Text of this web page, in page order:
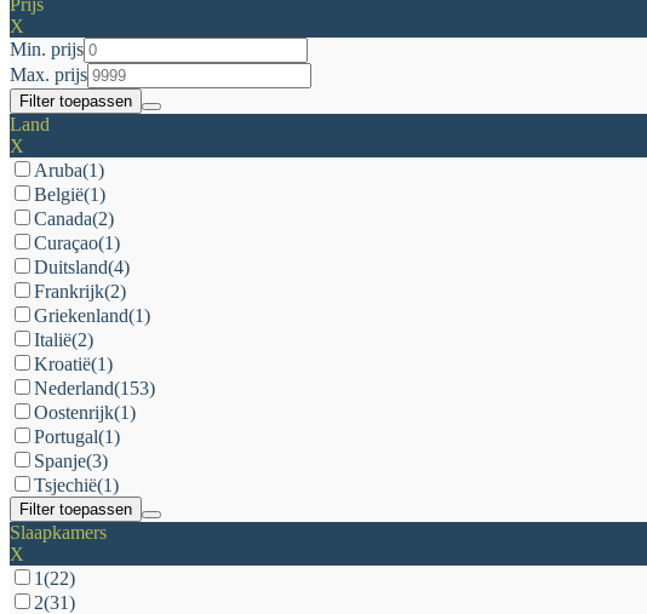
X
Min. prijs
Max. prijs
Filter toepassen
Land
X
Aruba(1)
België(1)
Canada(2)
Curaçao(1)
Duitsland(4)
Frankrijk(2)
Griekenland(1)
Italië(2)
Kroatië(1)
Nederland(153)
Oostenrijk(1)
Portugal(1)
Spanje(3)
Tsjechië(1)
Filter toepassen
Slaapkamers
X
1(22)
2(31)